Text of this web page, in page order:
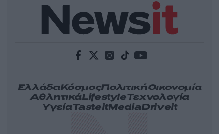
ΕλλάδαΚόσμοςΠολιτικήΟικονομία
ΑθλητικάLifestyleΤεχνολογία
ΥγείαTasteitMediaDriveit